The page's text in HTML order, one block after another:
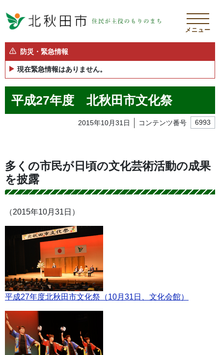
メニュー
防災・緊急情報
現在緊急情報はありません。
平成27年度 北秋田市文化祭
2015年10月31日 コンテンツ番号 6993
多くの市民が日頃の文化芸術活動の成果
を披露
（2015年10月31日）
平成27年度北秋田市文化祭（10月31日、文化会館）